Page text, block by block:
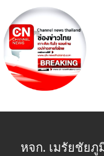
หจก. เมรัยชัยภู